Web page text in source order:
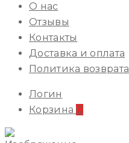
О нас
Отзывы
Контакты
Доставка и оплата
Политика возврата
Логин
Корзина 0